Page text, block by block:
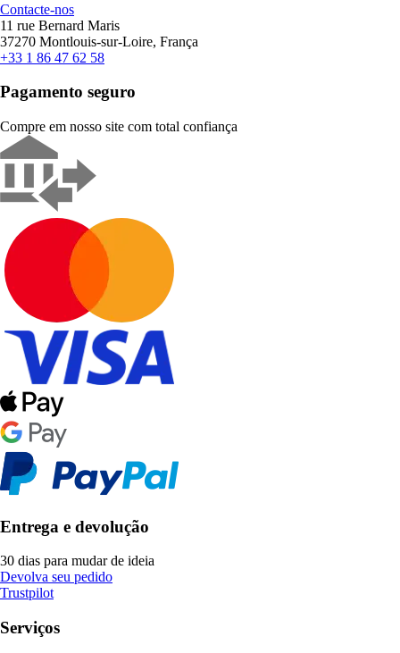
Contacte-nos
11 rue Bernard Maris
37270 Montlouis-sur-Loire, França
+33 1 86 47 62 58
Pagamento seguro
Compre em nosso site com total confiança
Entrega e devolução
30 dias para mudar de ideia
Devolva seu pedido
Trustpilot
Serviços